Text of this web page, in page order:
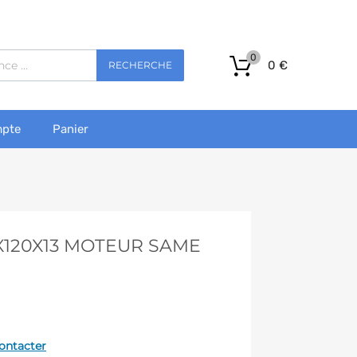
RECHERCHE 0 €
0
Panier
MOTEUR SAME